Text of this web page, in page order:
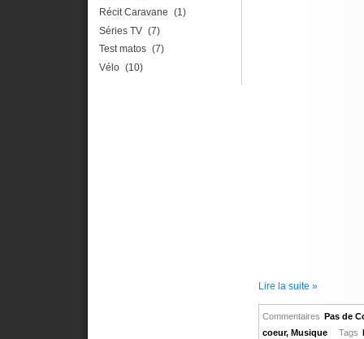
Lire la suite »
Commentaires
Pas de
coeur, Musique Tags
Récit Caravane (1)
Séries TV (7)
Test matos (7)
Vélo (10)